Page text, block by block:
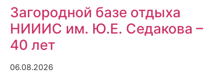
Загородной базе отдыха
НИИИС им. Ю.Е. Седакова –
40 лет
06.08.2026